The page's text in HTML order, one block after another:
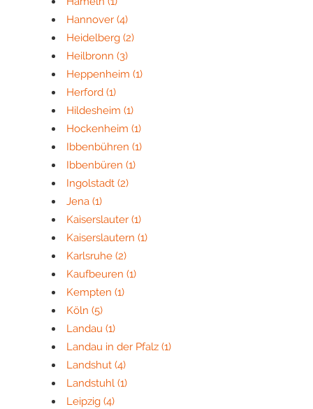
Hannover (4)
Heidelberg (2)
Heilbronn (3)
Heppenheim (1)
Herford (1)
Hildesheim (1)
Hockenheim (1)
Ibbenbühren (1)
Ibbenbüren (1)
Ingolstadt (2)
Jena (1)
Kaiserslauter (1)
Kaiserslautern (1)
Karlsruhe (2)
Kaufbeuren (1)
Kempten (1)
Köln (5)
Landau (1)
Landau in der Pfalz (1)
Landshut (4)
Landstuhl (1)
Leipzig (4)